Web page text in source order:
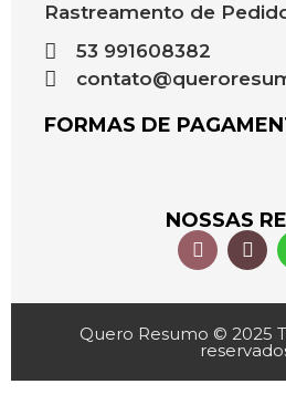
Rastreamento de
53 991608382
FORMAS DE
NOSSAS
Quero Resumo © 2025